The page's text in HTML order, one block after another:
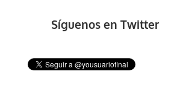
Síguenos en Twitter